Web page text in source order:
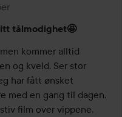
tålmodighet🤩
kommer alltid
og kveld. Ser stor
har fått ønsket
med en gang til dagen.
film over vippene,